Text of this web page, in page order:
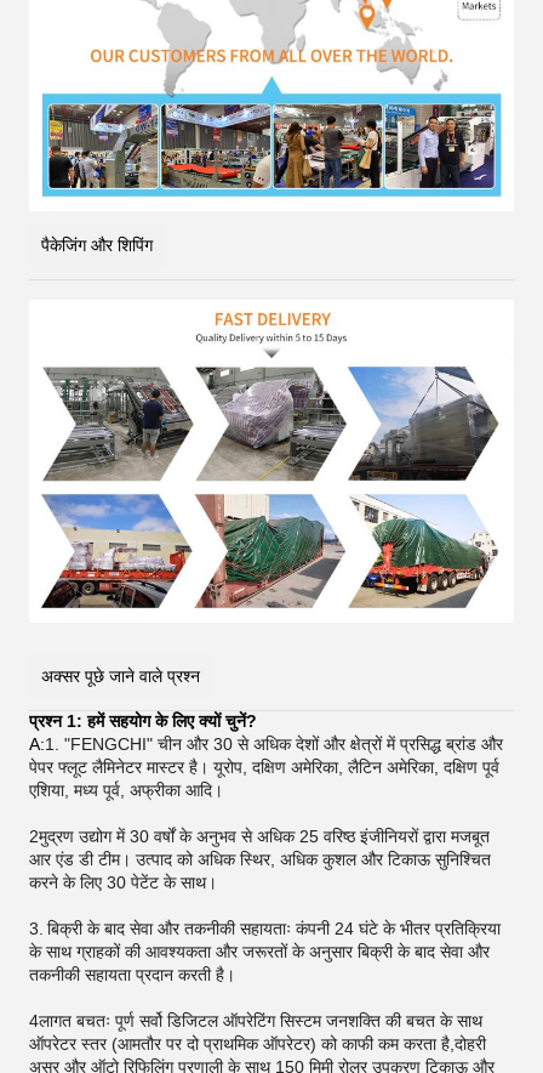
पैकेजिंग और शिपिंग
अक्सर पूछे जाने वाले प्रश्न
प्रश्न 1: हमें सहयोग के लिए क्यों चुनें?
A:1. "FENGCHI" चीन और 30 से अधिक देशों और क्षेत्रों में प्रसिद्ध ब्रांड और
पेपर फ्लूट लैमिनेटर मास्टर है। यूरोप, दक्षिण अमेरिका, लैटिन अमेरिका, दक्षिण पूर्व
एशिया, मध्य पूर्व, अफ्रीका आदि।
2मुद्रण उद्योग में 30 वर्षों के अनुभव से अधिक 25 वरिष्ठ इंजीनियरों द्वारा मजबूत
आर एंड डी टीम। उत्पाद को अधिक स्थिर, अधिक कुशल और टिकाऊ सुनिश्चित
करने के लिए 30 पेटेंट के साथ।
3. बिक्री के बाद सेवा और तकनीकी सहायताः कंपनी 24 घंटे के भीतर प्रतिक्रिया
के साथ ग्राहकों की आवश्यकता और जरूरतों के अनुसार बिक्री के बाद सेवा और
तकनीकी सहायता प्रदान करती है।
4लागत बचतः पूर्ण सर्वो डिजिटल ऑपरेटिंग सिस्टम जनशक्ति की बचत के साथ
ऑपरेटर स्तर (आमतौर पर दो प्राथमिक ऑपरेटर) को काफी कम करता है,दोहरी
असर और ऑटो रिफिलिंग प्रणाली के साथ 150 मिमी रोलर उपकरण टिकाऊ और